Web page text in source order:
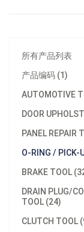
所有产品列表
产品编码 (1)
AUTOMOTIVE
DOOR
PANEL REPAIR
O-RING / PICK-
BRAKE TOOL
DRAIN PLUG/
TOOL (24)
CLUTCH TOOL